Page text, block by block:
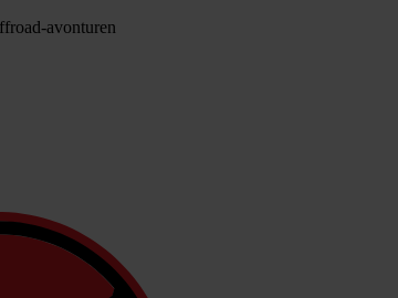
avonturen